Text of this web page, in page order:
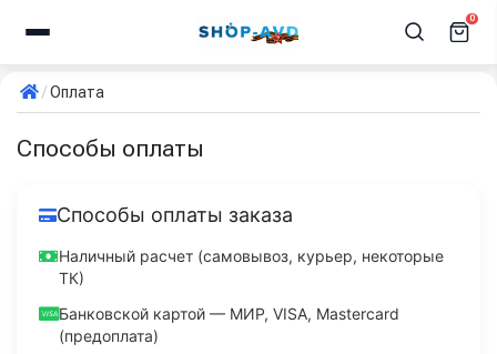
0
Оплата
Способы оплаты
Способы оплаты заказа
Наличный расчет (самовывоз, курьер, некоторые
ТК)
Банковской картой — МИР, VISA, Mastercard
(предоплата)